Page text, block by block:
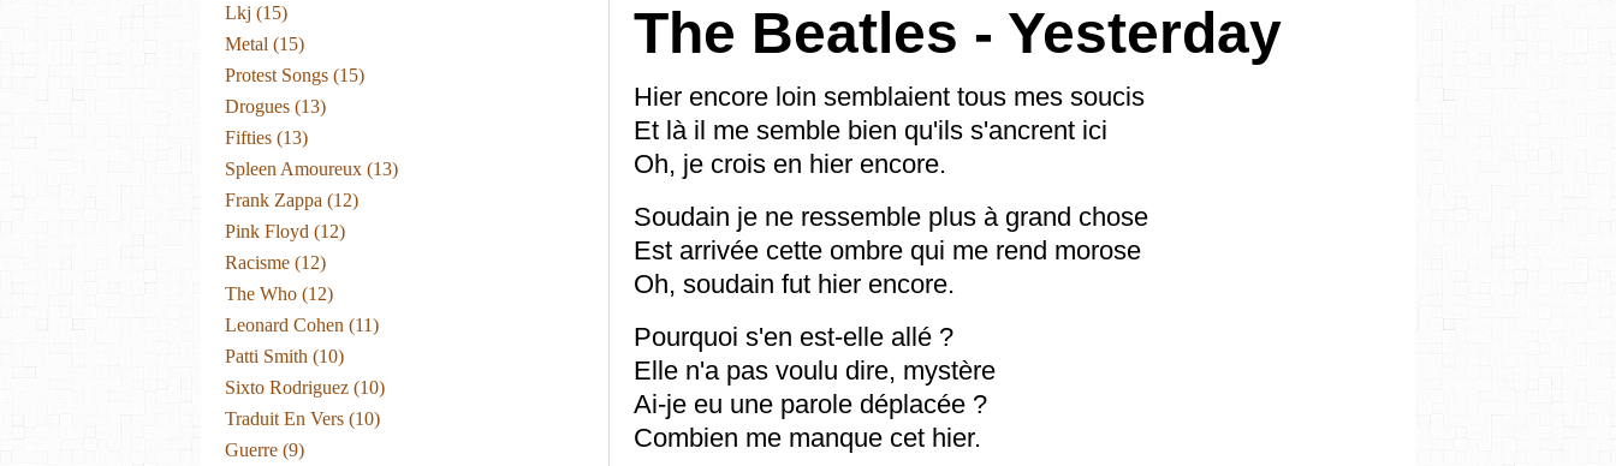
The Beatles - Yesterday
Hier encore loin semblaient tous mes soucis
Et là il me semble bien qu'ils s'ancrent ici
Oh, je crois en hier encore.
Soudain je ne ressemble plus à grand chose
Est arrivée cette ombre qui me rend morose
Oh, soudain fut hier encore.
Pourquoi s'en est-elle allé ?
Elle n'a pas voulu dire, mystère
Ai-je eu une parole déplacée ?
Combien me manque cet hier.
Lkj (15)
Metal (15)
Protest Songs (15)
Drogues (13)
Fifties (13)
Spleen Amoureux (13)
Frank Zappa (12)
Pink Floyd (12)
Racisme (12)
The Who (12)
Leonard Cohen (11)
Patti Smith (10)
Sixto Rodriguez (10)
Traduit En Vers (10)
Guerre (9)